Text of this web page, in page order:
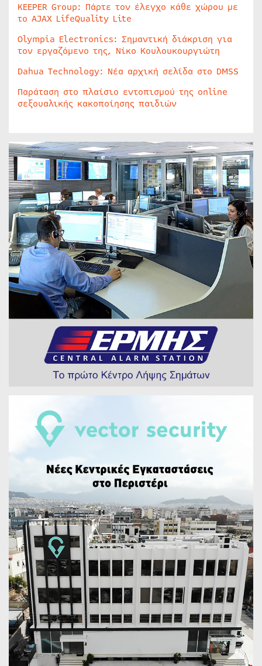
KEEPER Group: Πάρτε τον έλεγχο κάθε χώρου με
το AJAX LifeQuality Lite
Olympia Electronics: Σημαντική διάκριση για
τον εργαζόμενο της, Νίκο Κουλουκουργιώτη
Dahua Technology: Νέα αρχική σελίδα στο DMSS
Παράταση στο πλαίσιο εντοπισμού της online
σεξουαλικής κακοποίησης παιδιών